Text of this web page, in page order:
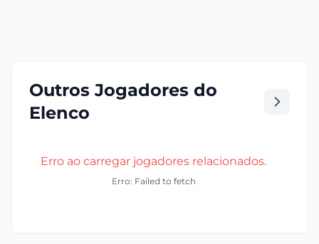
Outros Jogadores do
Elenco
Erro ao carregar jogadores relacionados.
Erro: Failed to fetch